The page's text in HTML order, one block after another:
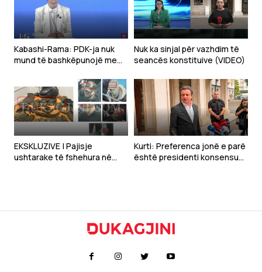
Kabashi-Rama: PDK-ja nuk
mund të bashkëpunojë me
krizës shtetërore
Nuk ka sinjal për vazhdim të
seancës konstituive (VIDEO)
EKSKLUZIVE | Pajisje
ushtarake të fshehura në
saj
Kurti: Preferenca jonë e parë
është presidenti konsensual,